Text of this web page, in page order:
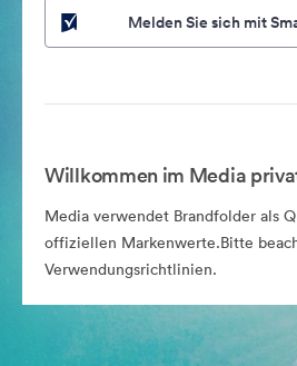
Melden Sie sich mit
Willkommen im Media
Media verwendet Brandfolder als
offiziellen Markenwerte.Bitte
Verwendungsrichtlinien.